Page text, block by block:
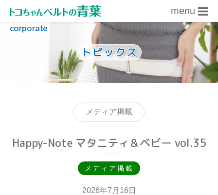
内容をスキップ
menu
corporate
トピックス
メディア掲載
Happy-Note マタニティ＆ベビー vol.35
メディア掲載
2026年7月16日